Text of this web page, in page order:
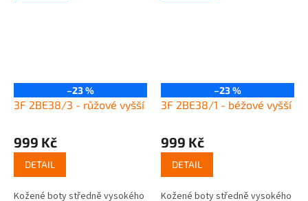
–23 %
3F 2BE38/3 - růžové vyšší
999 Kč
DETAIL
Kožené boty středně vysokého
–23 %
3F 2BE38/1 - béžové vyšší
999 Kč
DETAIL
Kožené boty středně vysokého